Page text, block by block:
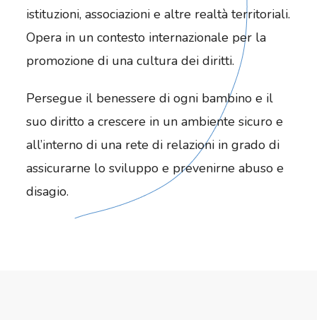
istituzioni, associazioni e altre realtà territoriali.
Opera in un contesto internazionale per la
promozione di una cultura dei diritti.
Persegue il benessere di ogni bambino e il
suo diritto a crescere in un ambiente sicuro e
all’interno di una rete di relazioni in grado di
assicurarne lo sviluppo e prevenirne abuso e
disagio.